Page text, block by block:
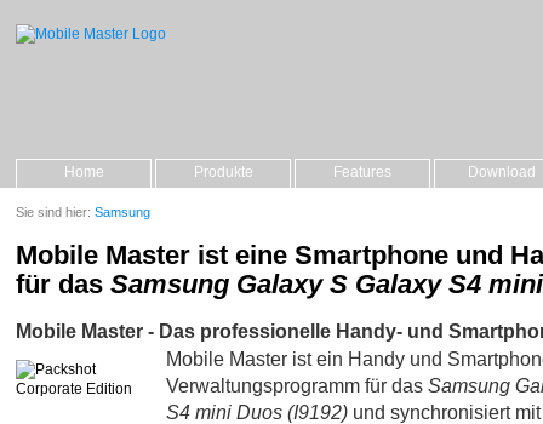
Home Produkte Features Download
Mobile Master ist eine Smartphone und
für das Samsung Galaxy S Galaxy S4
Mobile Master - Das professionelle Handy- und
Mobile Master ist ein Handy und
Verwaltungsprogramm für das Samsung
S4 mini Duos (I9192) und synchronisiert
Sie sind hier: Samsung